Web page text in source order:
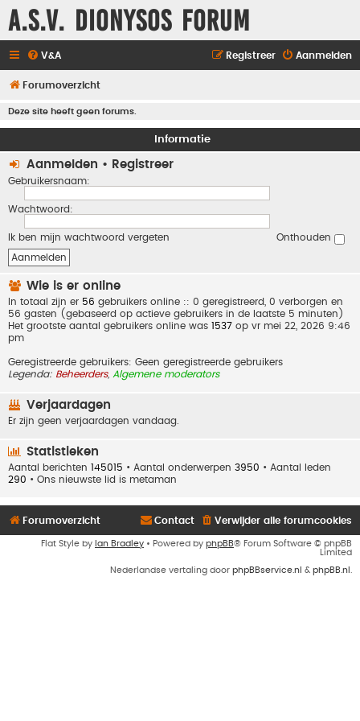
A.S.V. Dionysos Forum
V&A Aanmelden
Registreer
Forumoverzicht
Deze site heeft geen forums.
Informatie
Aanmelden • Registreer
Gebruikersnaam:
Wachtwoord:
Ik ben mijn wachtwoord vergeten Onthouden
Wie is er online
In totaal zijn er 56 gebruikers online :: 0 geregistreerd, 0 verborgen en
56 gasten (gebaseerd op actieve gebruikers in de laatste 5 minuten)
Het grootste aantal gebruikers online was 1537 op vr mei 22, 2026 9:46
pm
Geregistreerde gebruikers: Geen geregistreerde gebruikers
Legenda: Beheerders, Algemene moderators
Verjaardagen
Er zijn geen verjaardagen vandaag.
Statistieken
Aantal berichten 145015 • Aantal onderwerpen 3950 • Aantal leden
290 • Ons nieuwste lid is metaman
Forumoverzicht Verwijder alle forumcookies
Contact
Flat Style by Ian Bradley • Powered by phpBB® Forum Software © phpBB
Limited
Nederlandse vertaling door phpBBservice.nl & phpBB.nl